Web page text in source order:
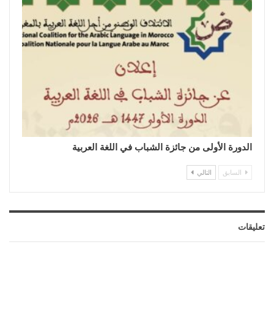
الدورة الأولى من جائزة الشباب في اللغة العربية
السابق التالي
تعليقات